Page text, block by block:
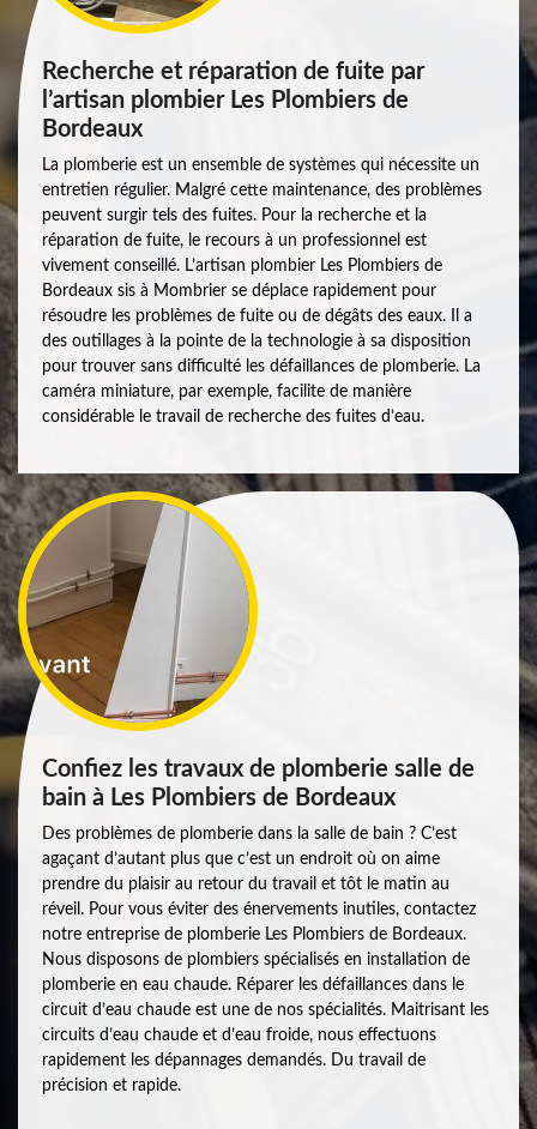
Recherche et réparation de fuite par
l’artisan plombier Les Plombiers de
Bordeaux
La plomberie est un ensemble de systèmes qui nécessite un
entretien régulier. Malgré cette maintenance, des problèmes
peuvent surgir tels des fuites. Pour la recherche et la
réparation de fuite, le recours à un professionnel est
vivement conseillé. L’artisan plombier Les Plombiers de
Bordeaux sis à Mombrier se déplace rapidement pour
résoudre les problèmes de fuite ou de dégâts des eaux. Il a
des outillages à la pointe de la technologie à sa disposition
pour trouver sans difficulté les défaillances de plomberie. La
caméra miniature, par exemple, facilite de manière
considérable le travail de recherche des fuites d’eau.
Confiez les travaux de plomberie salle de
bain à Les Plombiers de Bordeaux
Des problèmes de plomberie dans la salle de bain ? C’est
agaçant d’autant plus que c’est un endroit où on aime
prendre du plaisir au retour du travail et tôt le matin au
réveil. Pour vous éviter des énervements inutiles, contactez
notre entreprise de plomberie Les Plombiers de Bordeaux.
Nous disposons de plombiers spécialisés en installation de
plomberie en eau chaude. Réparer les défaillances dans le
circuit d’eau chaude est une de nos spécialités. Maitrisant les
circuits d’eau chaude et d’eau froide, nous effectuons
rapidement les dépannages demandés. Du travail de
précision et rapide.